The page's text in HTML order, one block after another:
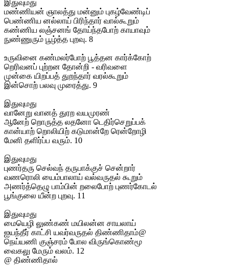
இதுவுமது
மண்ணியன் ஞாலத்து மன்னும் புகழ்வேண்டிப்
பெண்ணிய னல்லாய் பிரிந்தார் வால்கூறும்
கண்ணிய லஞ்சனங் தோய்ந்தபோற் காயாவும்
நுண்ணுரும் பூழ்த்த புறவு. 8
உருவினை கண்மலர்போற் பூத்தன கார்க்கோற்
றெரிவனப் புற்றன தோன்றி - வரிவளை
முன்கை யிறப்பத் துறந்தார் வரல்கூறும்
இன்சொற் பலவு முரைத்து. 9
இதுவுமது
வானேறு வானத் துரற வயமுரண்
ஆனேற் றொருத்த லதனோ டெதிர்செறுப்பக்
கான்யாற் றொலியிற் கடுமான்றே ரென்றோழி
மேனி தளிர்ப்ப வரும். 10
இதுவுமது
புணர்தரு செல்வந் தருபாக்குச் சென்றார்
வணரொலி யைம்பாலாய் வல்வருதல் கூறும்
அணர்த்தெழு பாம்பின் றலைபோற் புணர்கோடல்
பூங்குலை யீன்ற புறவு. 11
இதுவுமது
மையெழி லுண்கண் மயிலன்ன சாயலாய்
ஐயந்தீர் காட்சி யவர்வருதல் திண்ணிதாம்@
நெய்யணி குஞ்சரம் போல விருங்கொண்மூ
வைகலு மேரும் வலம். 12
@ திண்ணிதால்